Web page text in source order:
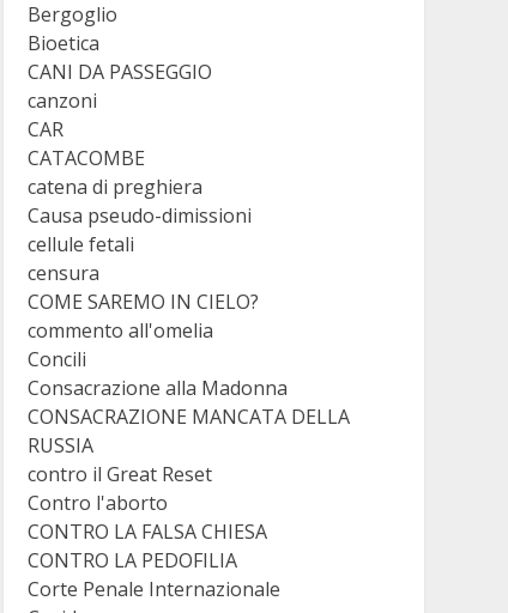
Bergoglio
Bioetica
CANI DA PASSEGGIO
canzoni
CAR
CATACOMBE
catena di preghiera
Causa pseudo-dimissioni
cellule fetali
censura
COME SAREMO IN CIELO?
commento all'omelia
Concili
Consacrazione alla Madonna
CONSACRAZIONE MANCATA DELLA
RUSSIA
contro il Great Reset
Contro l'aborto
CONTRO LA FALSA CHIESA
CONTRO LA PEDOFILIA
Corte Penale Internazionale